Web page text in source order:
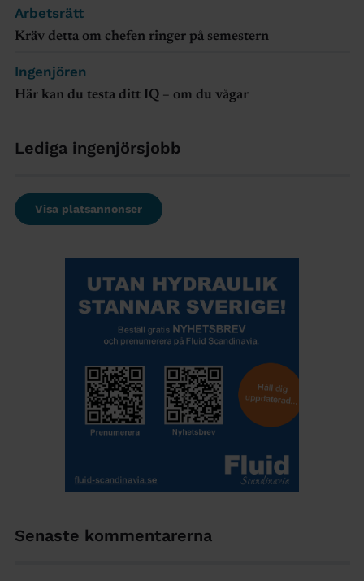
Arbetsrätt
Kräv detta om chefen ringer på semestern
Ingenjören
Här kan du testa ditt IQ – om du vågar
Lediga ingenjörsjobb
Visa platsannonser
Senaste kommentarerna